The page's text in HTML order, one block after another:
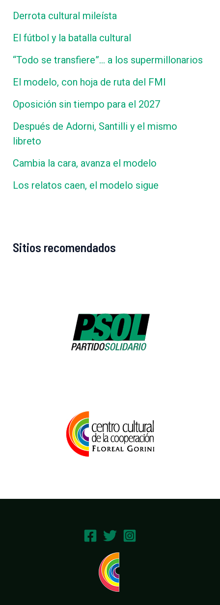
Derrota cultural mileísta
El fútbol y la batalla cultural
“Todo se transfiere”… a los supermillonarios
El modelo, con hoja de ruta del FMI
Oposición sin tiempo para el 2027
Después de Adorni, Santilli y el mismo
libreto
Cambia la cara, avanza el modelo
Los relatos caen, el modelo sigue
Sitios recomendados